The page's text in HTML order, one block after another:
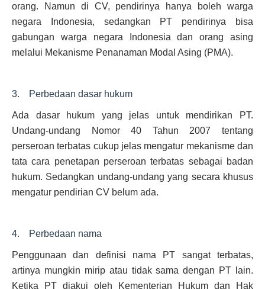
orang. Namun di CV, pendirinya hanya boleh warga
negara Indonesia, sedangkan PT pendirinya bisa
gabungan warga negara Indonesia dan orang asing
melalui Mekanisme Penanaman Modal Asing (PMA).
3. Perbedaan dasar hukum
Ada dasar hukum yang jelas untuk mendirikan PT.
Undang-undang Nomor 40 Tahun 2007 tentang
perseroan terbatas cukup jelas mengatur mekanisme dan
tata cara penetapan perseroan terbatas sebagai badan
hukum. Sedangkan undang-undang yang secara khusus
mengatur pendirian CV belum ada.
4. Perbedaan nama
Penggunaan dan definisi nama PT sangat terbatas,
artinya mungkin mirip atau tidak sama dengan PT lain.
Ketika PT diakui oleh Kementerian Hukum dan Hak